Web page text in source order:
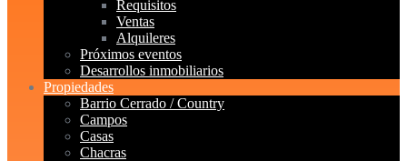
Requisitos
Ventas
Alquileres
Próximos eventos
Desarrollos inmobiliarios
Propiedades
Barrio Cerrado / Country
Campos
Casas
Chacras